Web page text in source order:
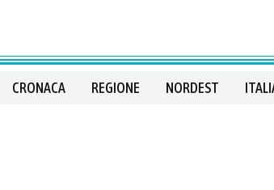
CRONACA REGIONE NORDEST